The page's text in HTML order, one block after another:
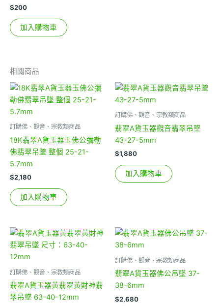
$200
加入購物車
相關商品
訂購佛、觀音、宗教類商品
18K翡翠A貨玉器玉佛公彌勒
佛翡翠吊墜 整個 25-21-
5.7mm
$2,180
加入購物車
訂購佛、觀音、宗教類商品
翡翠A貨玉器觀音翡翠吊墜
43-27-5mm
$1,880
加入購物車
訂購佛、觀音、宗教類商品
翡翠A貨玉器黃翡翠黃財神翡
翠吊墜 63-40-12mm
訂購佛、觀音、宗教類商品
翡翠A貨玉器佛公吊墜 37-
38-6mm
$2,680